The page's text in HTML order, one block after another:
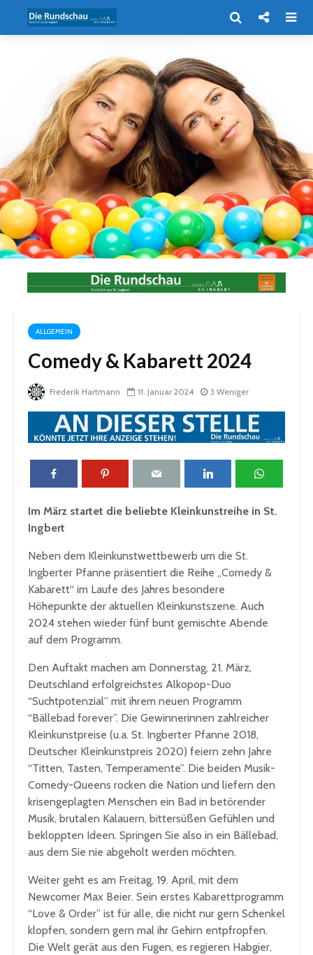
ALLGEMEIN
Comedy & Kabarett 2024
Frederik Hartmann 11. Januar 2024 3 Weniger
Im März startet die beliebte Kleinkunstreihe in St.
Ingbert
Neben dem Kleinkunstwettbewerb um die St.
Ingberter Pfanne präsentiert die Reihe „Comedy &
Kabarett“ im Laufe des Jahres besondere
Höhepunkte der aktuellen Kleinkunstszene. Auch
2024 stehen wieder fünf bunt gemischte Abende
auf dem Programm.
Den Auftakt machen am Donnerstag, 21. März,
Deutschland erfolgreichstes Alkopop-Duo
“Suchtpotenzial” mit ihrem neuen Programm
“Bällebad forever”. Die Gewinnerinnen zahlreicher
Kleinkunstpreise (u.a. St. Ingberter Pfanne 2018,
Deutscher Kleinkunstpreis 2020) feiern zehn Jahre
“Titten, Tasten, Temperamente”. Die beiden Musik-
Comedy-Queens rocken die Nation und liefern den
krisengeplagten Menschen ein Bad in betörender
Musik, brutalen Kalauern, bittersüßen Gefühlen und
bekloppten Ideen. Springen Sie also in ein Bällebad,
aus dem Sie nie abgeholt werden möchten.
Weiter geht es am Freitag, 19. April, mit dem
Newcomer Max Beier. Sein erstes Kabarettprogramm
“Love & Order” ist für alle, die nicht nur gern Schenkel
klopfen, sondern gern mal ihr Gehirn entpfropfen.
Die Welt gerät aus den Fugen, es regieren Habgier,